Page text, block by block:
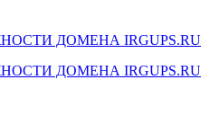
ДОМЕНА IRGUPS.RU
ДОМЕНА IRGUPS.RU